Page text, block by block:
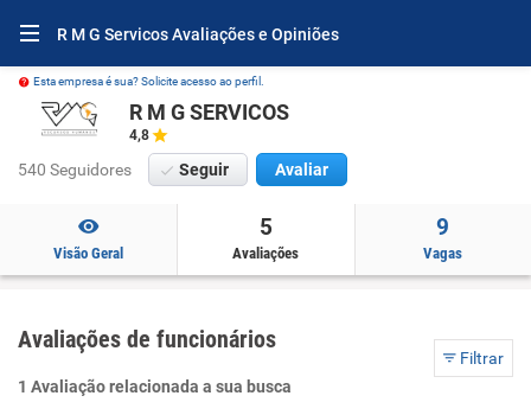
R M G Servicos Avaliações e Opiniões
Esta empresa é sua? Solicite acesso ao perfil.
R M G SERVICOS
4,8
540 Seguidores Seguir Avaliar
Visão Geral
5
Avaliações
9
Vagas
Avaliações de funcionários
Filtrar
1 Avaliação relacionada a sua busca